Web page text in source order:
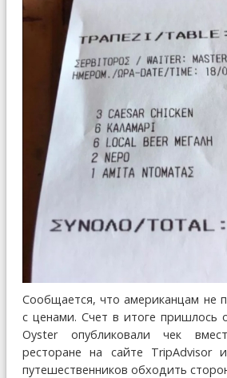
Сообщается, что американцам не
с ценами. Счет в итоге пришлось
Oyster опубликовали чек
ресторане на сайте TripAdvisor
путешественников обходить